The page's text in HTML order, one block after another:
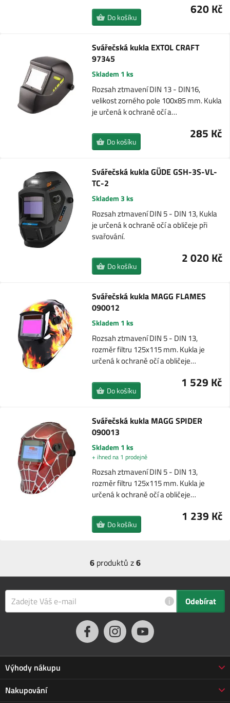
620 Kč
Do košíku
Svářečská kukla EXTOL CRAFT
97345
Skladem 1 ks
Rozsah ztmavení DIN 13 - DIN16,
velikost zorného pole 100x85 mm. Kukla
je určená k ochraně očí a…
285 Kč
Do košíku
Svářečská kukla GÜDE GSH-3S-VL-
TC-2
Skladem 3 ks
Rozsah ztmavení DIN 5 - DIN 13, Kukla
je určená k ochraně očí a obličeje při
svařování.
2 020 Kč
Do košíku
Svářečská kukla MAGG FLAMES
090012
Skladem 1 ks
Rozsah ztmavení DIN 5 - DIN 13,
rozměr filtru 125x115 mm. Kukla je
určená k ochraně očí a obličeje…
1 529 Kč
Do košíku
Svářečská kukla MAGG SPIDER
090013
Skladem 1 ks
+ ihned na 1 prodejně
Rozsah ztmavení DIN 5 - DIN 13,
rozměr filtru 125x115 mm. Kukla je
určená k ochraně očí a obličeje…
1 239 Kč
Do košíku
6produktů z6
i Odebírat
Výhody nákupu
Proč nakupovat u nás
Nakupování